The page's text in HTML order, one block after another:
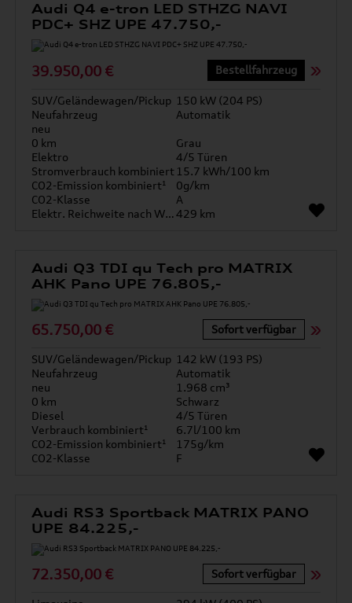
Audi Q4 e-tron LED STHZG NAVI
PDC+ SHZ UPE 47.750,-
39.950,00 € Bestellfahrzeug
SUV/Geländewagen/Pickup 150 kW (204 PS)
Neufahrzeug
Automatik
neu
0 km
Grau
Elektro
4/5 Türen
Stromverbrauch kombiniert 15.7 kWh/100 km
CO2-Emission kombiniert¹
0g/km
CO2-Klasse
A
Elektr. Reichweite nach WLTP*429 km
Audi Q3 TDI qu Tech pro MATRIX
AHK Pano UPE 76.805,-
65.750,00 € Sofort verfügbar
SUV/Geländewagen/Pickup 142 kW (193 PS)
Neufahrzeug
Automatik
neu
1.968 cm³
0 km
Schwarz
Diesel
4/5 Türen
Verbrauch kombiniert¹
6.7l/100 km
CO2-Emission kombiniert¹
175g/km
CO2-Klasse
F
Audi RS3 Sportback MATRIX PANO
UPE 84.225,-
72.350,00 € Sofort verfügbar